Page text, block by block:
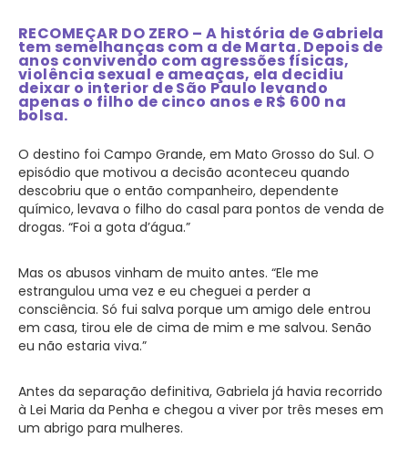
RECOMEÇAR DO ZERO – A história de Gabriela
tem semelhanças com a de Marta. Depois de
anos convivendo com agressões físicas,
violência sexual e ameaças, ela decidiu
deixar o interior de São Paulo levando
apenas o filho de cinco anos e R$ 600 na
bolsa.
O destino foi Campo Grande, em Mato Grosso do Sul. O
episódio que motivou a decisão aconteceu quando
descobriu que o então companheiro, dependente
químico, levava o filho do casal para pontos de venda de
drogas. “Foi a gota d’água.”
Mas os abusos vinham de muito antes. “Ele me
estrangulou uma vez e eu cheguei a perder a
consciência. Só fui salva porque um amigo dele entrou
em casa, tirou ele de cima de mim e me salvou. Senão
eu não estaria viva.”
Antes da separação definitiva, Gabriela já havia recorrido
à Lei Maria da Penha e chegou a viver por três meses em
um abrigo para mulheres.